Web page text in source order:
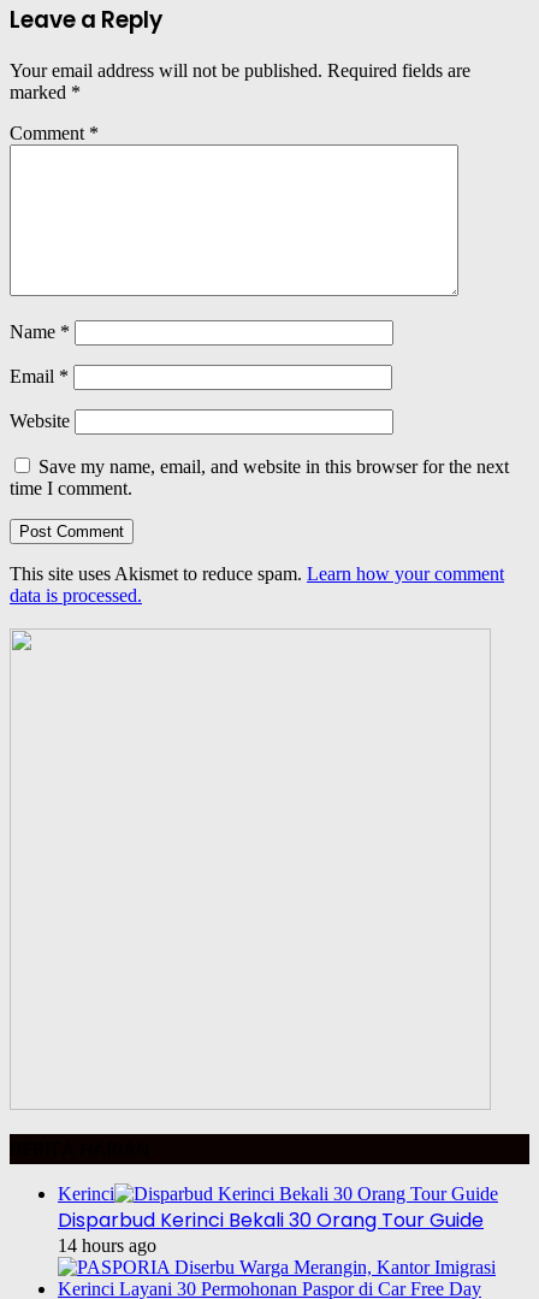
Leave a Reply
Your email address will not be published. Required fields are
marked *
Comment *
Name *
Email *
Website
Save my name, email, and website in this browser for the next
time I comment.
This site uses Akismet to reduce spam. Learn how your comment
data is processed.
Kerinci
Disparbud Kerinci Bekali 30 Orang Tour Guide
14 hours ago